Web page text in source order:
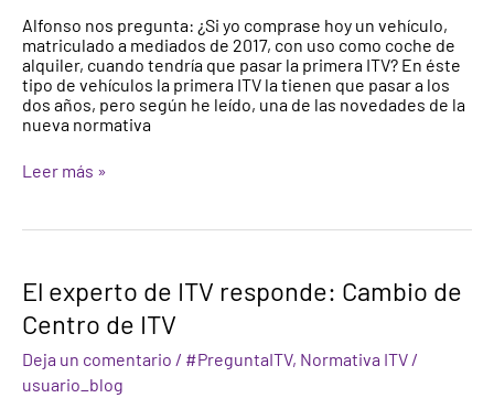
Alfonso nos pregunta: ¿Si yo comprase hoy un vehículo,
matriculado a mediados de 2017, con uso como coche de
alquiler, cuando tendría que pasar la primera ITV? En éste
tipo de vehículos la primera ITV la tienen que pasar a los
dos años, pero según he leído, una de las novedades de la
nueva normativa
primera
ITV
a
mi
vehículo?
Leer más »
El experto de ITV responde: Cambio de
Centro de ITV
Deja un comentario / #PreguntaITV, Normativa ITV /
usuario_blog
El
experto
de
responde:
Cambio